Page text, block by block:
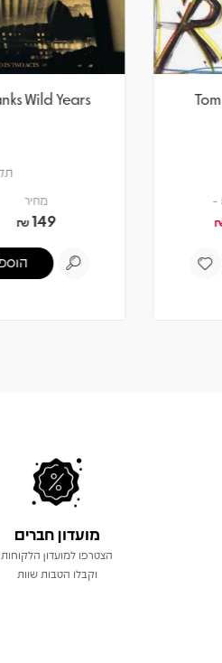
Tom Waits –
לסל
מועדון חברים
הצטרפו למועדון הלקוחות
וקבלו הטבות שוות